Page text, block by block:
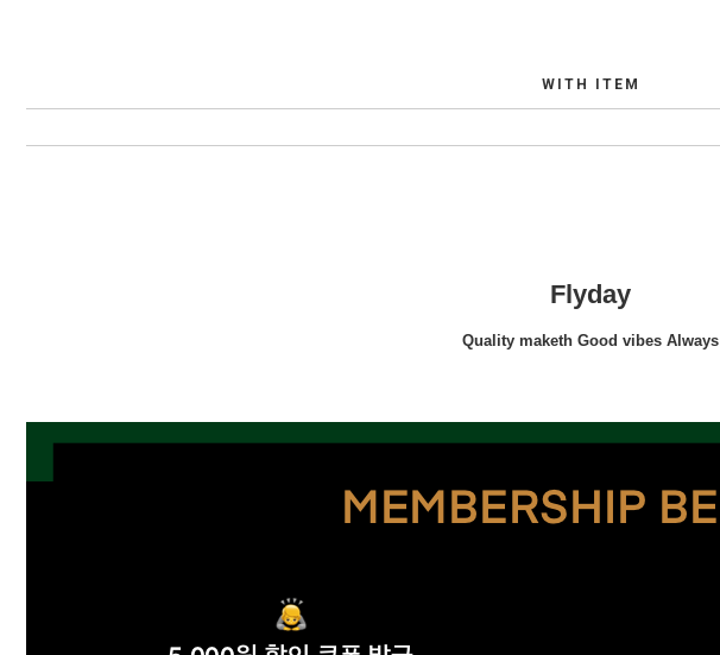
WITH ITEM
Flyday
Quality maketh Good vibes Always